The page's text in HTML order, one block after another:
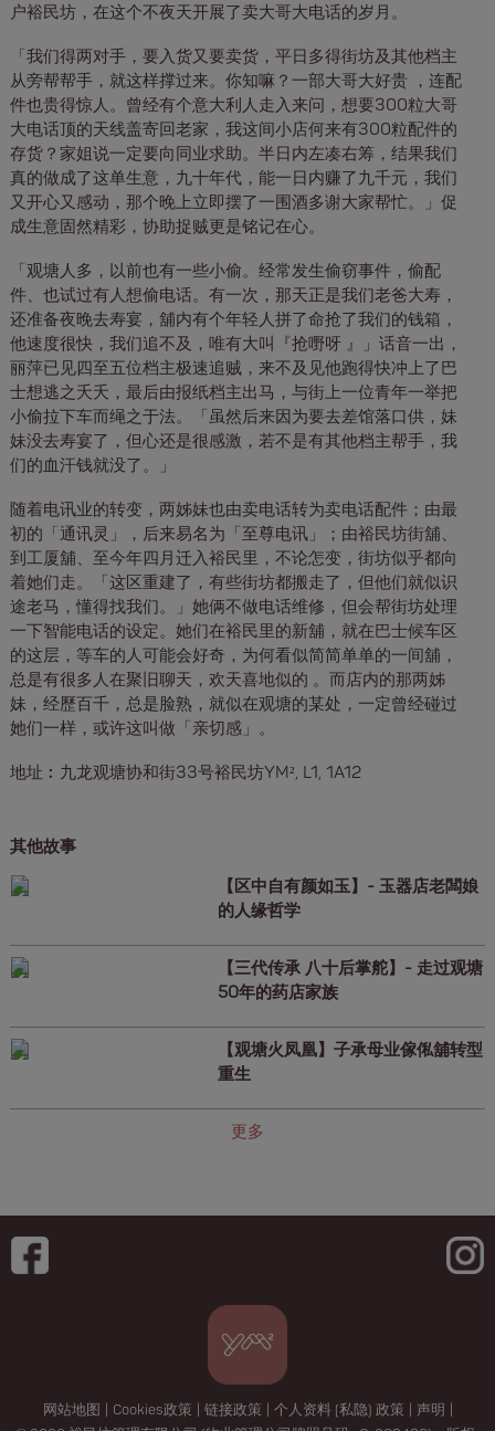
户裕民坊，在这个不夜天开展了卖大哥大电话的岁月。
「我们得两对手，要入货又要卖货，平日多得街坊及其他档主
从旁帮帮手，就这样撑过来。你知嘛？一部大哥大好贵 ，连配
件也贵得惊人。曾经有个意大利人走入来问，想要300粒大哥
大电话顶的天线盖寄回老家，我这间小店何来有300粒配件的
存货？家姐说一定要向同业求助。半日内左凑右筹，结果我们
真的做成了这单生意，九十年代，能一日内赚了九千元，我们
又开心又感动，那个晚上立即摆了一围酒多谢大家帮忙。」促
成生意固然精彩，协助捉贼更是铭记在心。
「观塘人多，以前也有一些小偷。经常发生偷窃事件，偷配
件、也试过有人想偷电话。有一次，那天正是我们老爸大寿，
还准备夜晚去寿宴，舖内有个年轻人拼了命抢了我们的钱箱，
他速度很快，我们追不及，唯有大叫『抢嘢呀 』」话音一出，
丽萍已见四至五位档主极速追贼，来不及见他跑得快冲上了巴
士想逃之夭夭，最后由报纸档主出马，与街上一位青年一举把
小偷拉下车而绳之于法。「虽然后来因为要去差馆落口供，妹
妹没去寿宴了，但心还是很感激，若不是有其他档主帮手，我
们的血汗钱就没了。」
随着电讯业的转变，两姊妹也由卖电话转为卖电话配件；由最
初的「通讯灵」，后来易名为「至尊电讯」；由裕民坊街舖、
到工厦舖、至今年四月迁入裕民里，不论怎变，街坊似乎都向
着她们走。「这区重建了，有些街坊都搬走了，但他们就似识
途老马，懂得找我们。」她俩不做电话维修，但会帮街坊处理
一下智能电话的设定。她们在裕民里的新舖，就在巴士候车区
的这层，等车的人可能会好奇，为何看似简简单单的一间舖，
总是有很多人在聚旧聊天，欢天喜地似的 。而店内的那两姊
妹，经歷百千，总是脸熟，就似在观塘的某处，一定曾经碰过
她们一样，或许这叫做「亲切感」。
地址︰九龙观塘协和街33号裕民坊YM², L1, 1A12
其他故事
【区中自有颜如玉】- 玉器店老闆娘
的人缘哲学
【三代传承 八十后掌舵】- 走过观塘
50年的药店家族
【观塘火凤凰】子承母业傢俬舖转型
重生
更多
网站地图 Cookies政策 链接政策 个人资料 (私隐) 政策 声明